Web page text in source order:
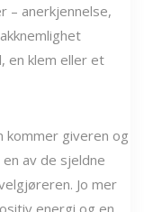
– anerkjennelse,
en klem eller et
kommer giveren og
av de sjeldne
Jo mer
energi og en